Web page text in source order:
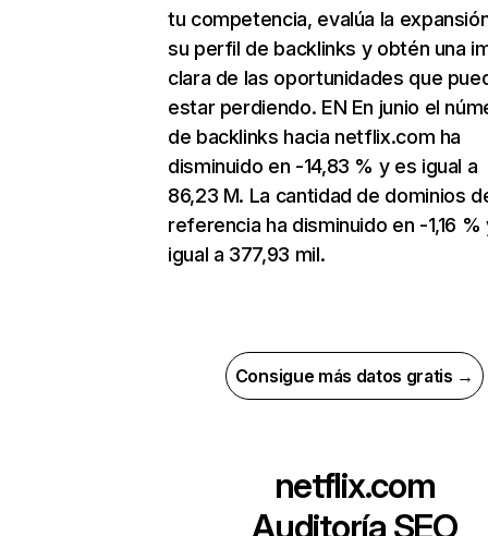
tu competencia, evalúa la
su perfil de backlinks y obtén una
clara de las oportunidades que
estar perdiendo. EN En junio el
de backlinks hacia netflix.com ha
disminuido en -14,83 % y es igual a
86,23 M. La cantidad de dominios
referencia ha disminuido en -1,16 %
igual a 377,93 mil.
Consigue más datos gratis →
netflix.com
Auditoría SEO